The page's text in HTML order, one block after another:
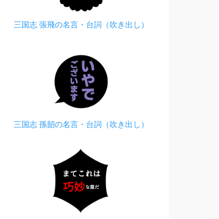
三国志 張飛の名言・台詞（吹き出し）
三国志 孫韶の名言・台詞（吹き出し）